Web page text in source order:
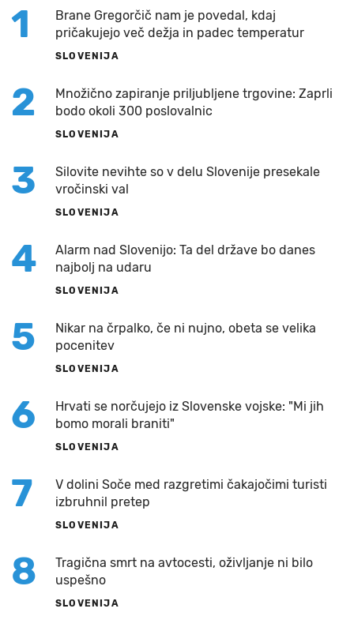
1
Brane Gregorčič nam je povedal, kdaj
pričakujejo več dežja in padec temperatur
SLOVENIJA
2
Množično zapiranje priljubljene trgovine: Zaprli
bodo okoli 300 poslovalnic
SLOVENIJA
3
Silovite nevihte so v delu Slovenije presekale
vročinski val
SLOVENIJA
4
Alarm nad Slovenijo: Ta del države bo danes
najbolj na udaru
SLOVENIJA
5
Nikar na črpalko, če ni nujno, obeta se velika
pocenitev
SLOVENIJA
6
Hrvati se norčujejo iz Slovenske vojske: "Mi jih
bomo morali braniti"
SLOVENIJA
7
V dolini Soče med razgretimi čakajočimi turisti
izbruhnil pretep
SLOVENIJA
8
Tragična smrt na avtocesti, oživljanje ni bilo
uspešno
SLOVENIJA